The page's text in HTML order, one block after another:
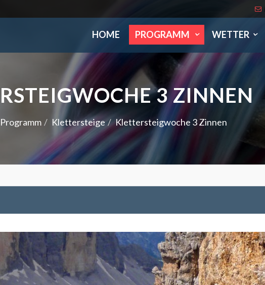
HOME PROGRAMM WETTER
3 ZINNEN
Programm Klettersteige Klettersteigwoche 3 Zinnen